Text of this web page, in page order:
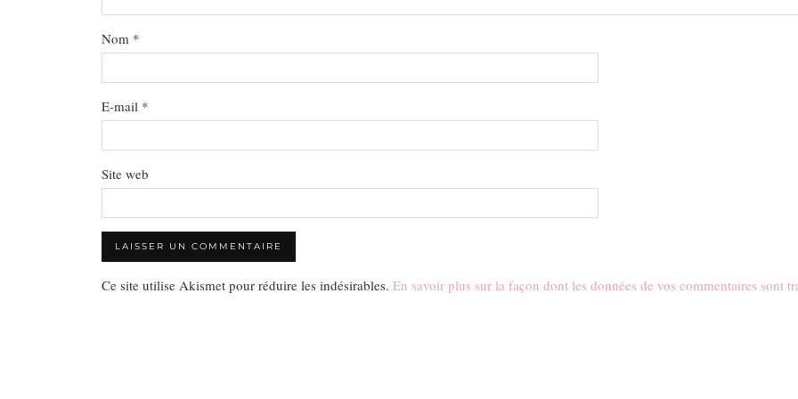
Nom *
E-mail *
Site web
Ce site utilise Akismet pour réduire les indésirables. En savoir plus sur la façon dont les données de vos commentaires sont